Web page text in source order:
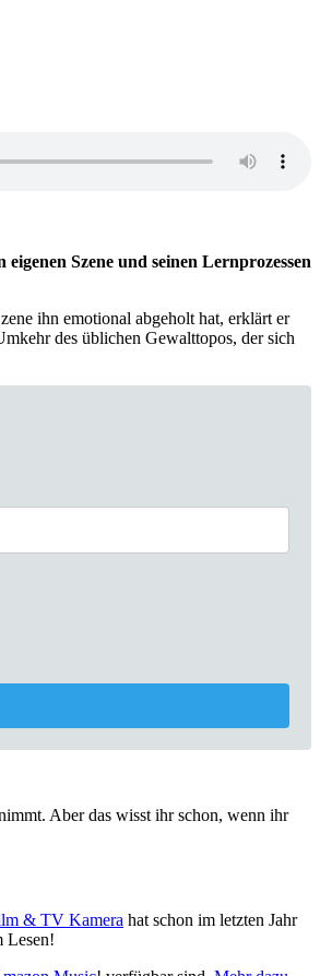
Szene und seinen Lernprozessen
ihn emotional abgeholt hat, erklärt er
des üblichen Gewalttopos, der sich
Aber das wisst ihr schon, wenn ihr
& TV Kamera hat schon im letzten Jahr
Lesen!